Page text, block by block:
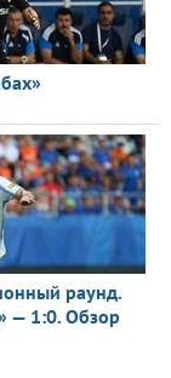
раунд.
— 1:0. Обзор